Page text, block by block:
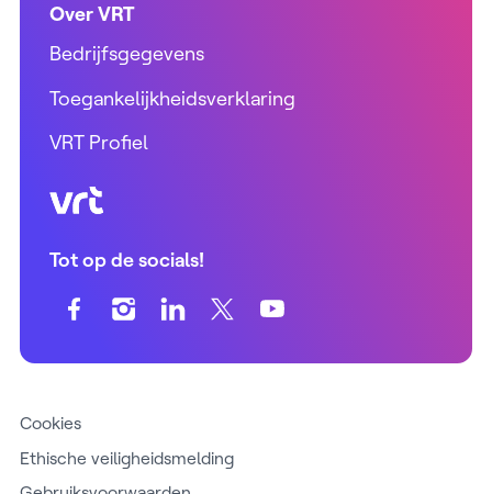
Over VRT
Bedrijfsgegevens
Toegankelijkheidsverklaring
VRT Profiel
VRT (home)
Tot op de socials!
Cookies
Ethische veiligheidsmelding